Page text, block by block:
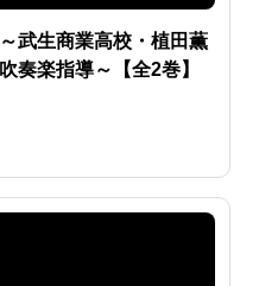
武生商業高校・植田薫
奏楽指導～【全2巻】